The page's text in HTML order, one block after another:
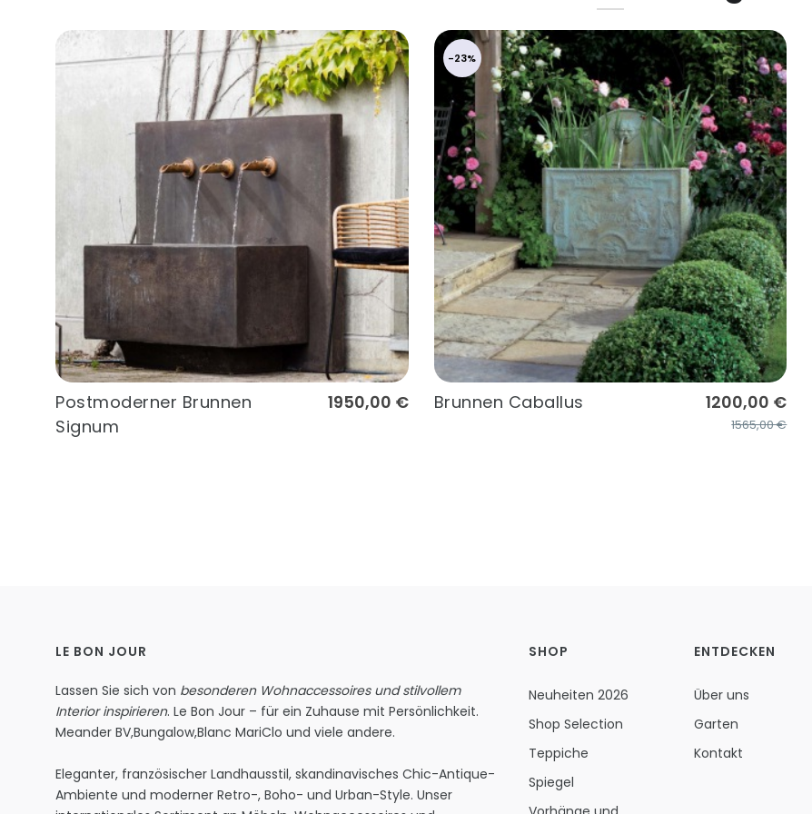
1950,00 €
Postmoderner Brunnen
Signum
-23%
1200,00 €
1565,00 €
Brunnen Caballus
LE BON JOUR
Lassen Sie sich von besonderen Wohnaccessoires und stilvollem
Interior inspirieren. Le Bon Jour – für ein Zuhause mit Persönlichkeit.
Meander BV,Bungalow,Blanc MariClo und viele andere.
Eleganter, französischer Landhausstil, skandinavisches Chic-Antique-
Ambiente und moderner Retro-, Boho- und Urban-Style. Unser
SHOP
Neuheiten 2026
Shop Selection
Teppiche
Spiegel
ENTDECKEN
Über uns
Garten
Kontakt